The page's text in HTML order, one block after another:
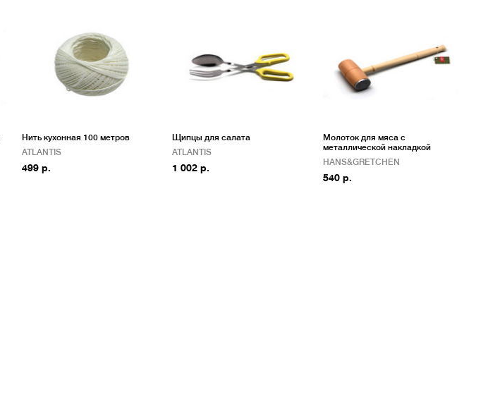
Нить кухонная 100 метров
ATLANTIS
499 р.
Щипцы для салата
ATLANTIS
1 002 р.
Молоток для мяса с
металлической накладкой
HANS&GRETCHEN
540 р.